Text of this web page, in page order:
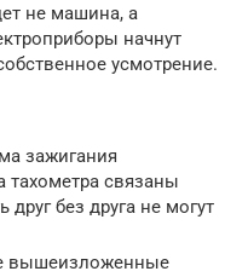
не машина, а
начнут
усмотрение.
зажигания
тахометра связаны
без друга не могут
вышеизложенные